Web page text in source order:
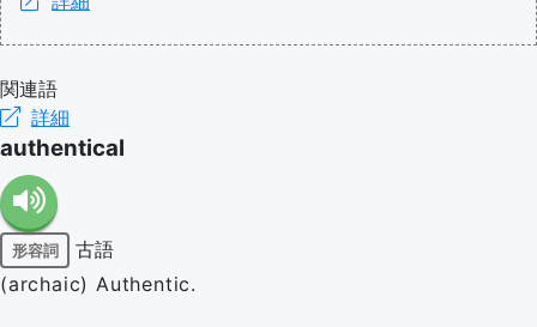
関連語
詳細
authentical
形容詞
古語
(archaic) Authentic.